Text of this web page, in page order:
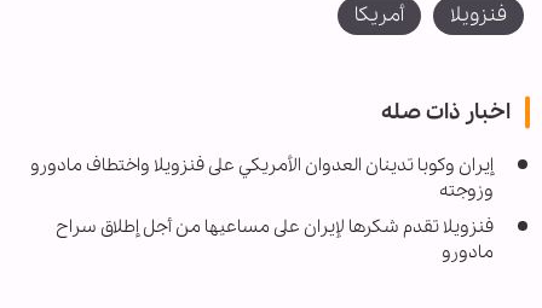
فنزويلا أمريكا
اخبار ذات صله
إيران وكوبا تدینان العدوان الأمريكي على فنزويلا واختطاف مادورو
وزوجته
فنزويلا تقدم شكرها لإيران على مساعيها من أجل إطلاق سراح
مادورو